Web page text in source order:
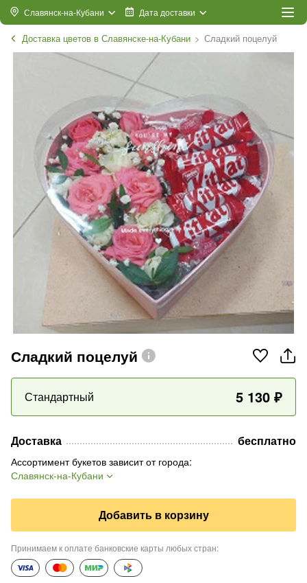
Славянск-на-Кубани Дата доставки
Доставка цветов в Славянске-на-Кубани Сладкий поцелуй
Сладкий поцелуй
Стандартный 5 130 ₽
Доставка бесплатно
Ассортимент букетов зависит от города:
Славянск-на-Кубани
Добавить в корзину
Принимаем к оплате банковские карты любых стран: